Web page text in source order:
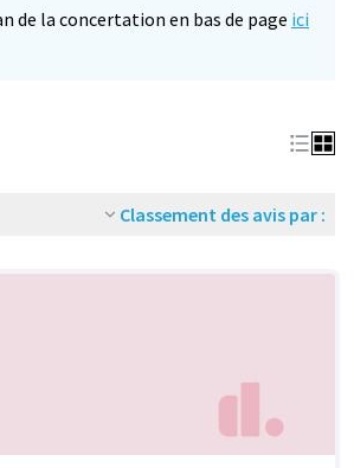
de la concertation en bas de page ici
Classement des avis par :